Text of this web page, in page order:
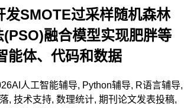
SMOTE过采样随机森林
融合模型实现肥胖等
能体、代码和数据
AI人工智能辅导, Python辅导, R语言辅导,
, 技术支持, 数理统计, 期刊论文发表投稿,